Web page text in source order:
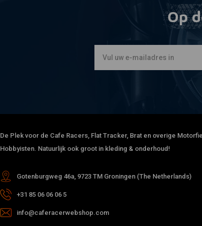
Hallo Liebes Cafe-Racer
schnelle Lieferung und
Op
De Plek voor de Cafe Racers, Flat Tracker, Brat en overige
Hobbyisten. Natuurlijk ook groot in kleding & onderhoud!
Gotenburgweg 46a, 9723 TM Groningen (The Netherlands)
+31 85 06 06 06 5
info@caferacerwebshop.com